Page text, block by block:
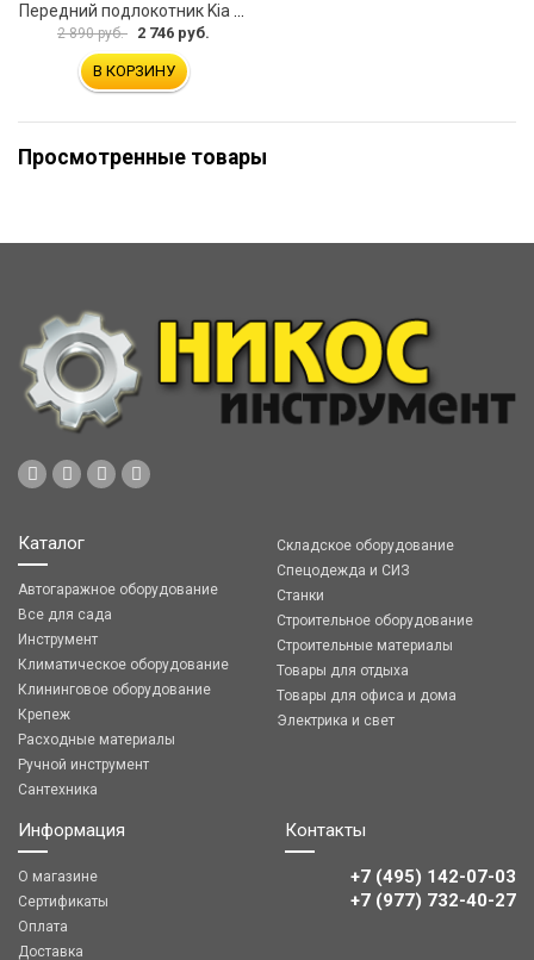
2 890 руб. 2 746 руб.
В КОРЗИНУ
Просмотренные товары
Каталог
Автогаражное оборудование
Все для сада
Инструмент
Климатическое оборудование
Клининговое оборудование
Крепеж
Расходные материалы
Ручной инструмент
Сантехника
Складское оборудование
Спецодежда и СИЗ
Станки
Строительное оборудование
Строительные материалы
Товары для отдыха
Товары для офиса и дома
Электрика и свет
Информация
О магазине
Сертификаты
Оплата
Доставка
Контакты
+7 (495) 142-07-03
‎‎+7 (977) 732-40-27